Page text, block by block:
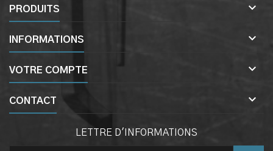
PRODUITS 
INFORMATIONS 
VOTRE COMPTE 
CONTACT 
LETTRE D'INFORMATIONS